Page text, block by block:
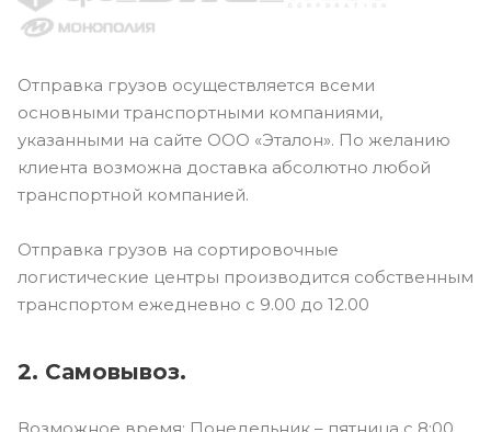
Отправка грузов осуществляется всеми
основными транспортными компаниями,
указанными на сайте ООО «Эталон». По желанию
клиента возможна доставка абсолютно любой
транспортной компанией.
Отправка грузов на сортировочные
логистические центры производится собственным
транспортом ежедневно с 9.00 до 12.00
2. Самовывоз.